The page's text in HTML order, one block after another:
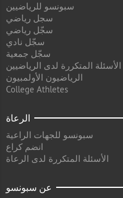
سبونسو للرياضيين
سجل رياضي
سجّل رياضي
سجّل نادي
سجّل جمعية
الأسئلة المتكررة لدى الرياضيين
الرياضيون الأولمبيون
College Athletes
الرعاة
سبونسو للجهات الراعية
انضم كراع
الأسئلة المتكررة لدى الرعاة
عن سبونسو